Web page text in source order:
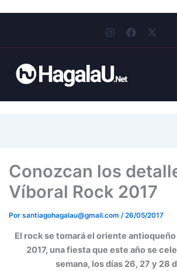
n
r
m
a
-
r
Conozcan los
Víboral Rock 2017
Por santiagohagalau@gmail.com /26/05/2017
El rock se tomará el oriente
2017, una fiesta que este año se
semana, los días 26, 27 y 28